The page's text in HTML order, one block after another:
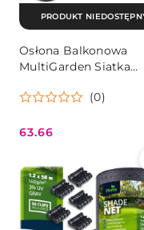
Osłona Balkonowa
MultiGarden Siatka
150x500 Cm (0)
Cena:
63.66
PRODUKT